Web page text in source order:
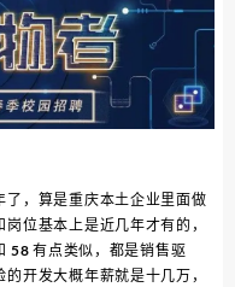
，算是重庆本土企业里面做
位基本上是近几年才有的，
58 有点类似，都是销售驱
开发大概年薪就是十几万，